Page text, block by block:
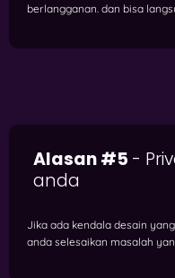
berlangganan. dan bisa
Alasan #5 -
anda
Jika ada kendala desain
anda selesaikan masalah